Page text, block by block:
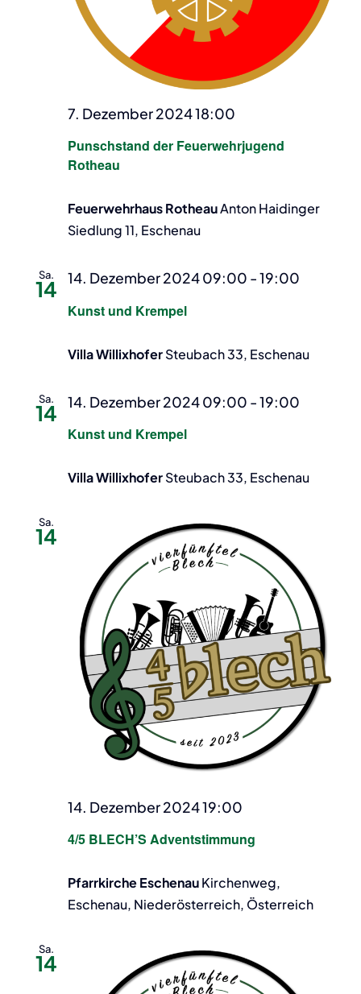
Punschstand der Feuerwehrjugend
Rotheau
7. Dezember 2024 18:00
Feuerwehrhaus RotheauAnton Haidinger
Siedlung 11, Eschenau
Sa.
14
Kunst und Krempel
14. Dezember 2024 09:00 -19:00
Villa WillixhoferSteubach 33, Eschenau
Sa.
14
Kunst und Krempel
14. Dezember 2024 09:00 -19:00
Villa WillixhoferSteubach 33, Eschenau
Sa.
14
4/5 BLECH’S Adventstimmung
14. Dezember 2024 19:00
Pfarrkirche EschenauKirchenweg,
Eschenau, Niederösterreich, Österreich
Sa.
14